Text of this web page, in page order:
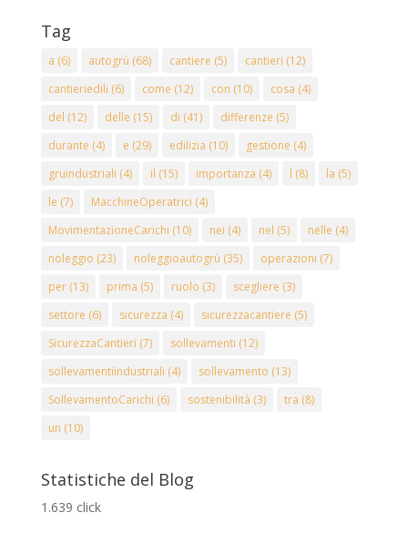
Tag
a (6) autogrù (68) cantiere (5) cantieri (12)
cantieriedili (6) come (12) con (10) cosa (4)
del (12) delle (15) di (41) differenze (5)
durante (4) e (29) edilizia (10) gestione (4)
gruindustriali (4) il (15) importanza (4) l (8) la (5)
le (7) MacchineOperatrici (4)
MovimentazioneCarichi (10) nei (4) nel (5) nelle (4)
noleggio (23) noleggioautogrù (35) operazioni (7)
per(13) prima (5) ruolo (3) scegliere (3)
settore (6) sicurezza (4) sicurezzacantiere (5)
SicurezzaCantieri (7) sollevamenti (12)
sollevamentiindustriali (4) sollevamento (13)
SollevamentoCarichi (6) sostenibilità (3) tra (8)
un (10)
Statistiche del Blog
1.639 click